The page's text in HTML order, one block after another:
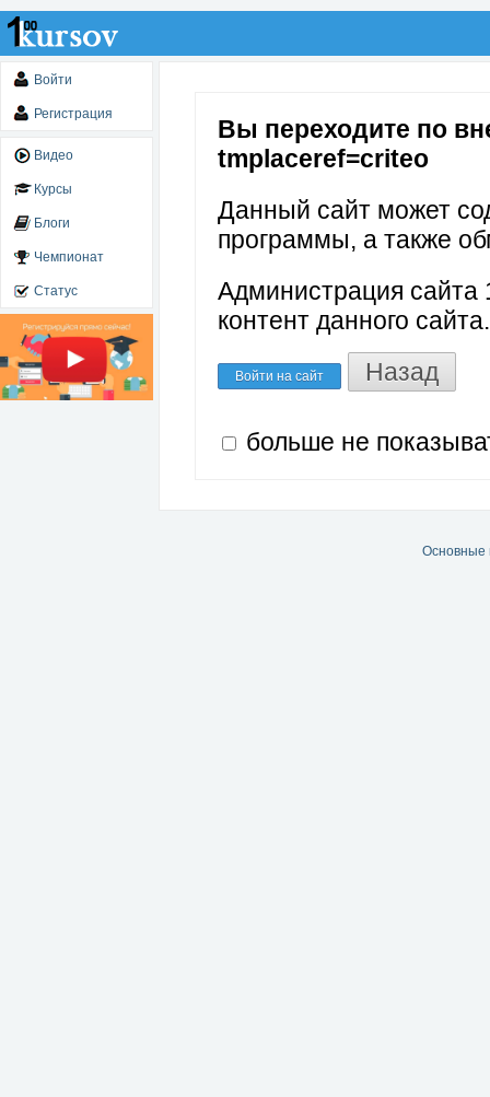
Войти
Регистрация
Видео
Курсы
Блоги
Чемпионат
Статус
Вы переходите по
tmplaceref=criteo
Данный сайт может
программы, а также
Администрация сайта
контент данного сайта.
Войти на сайт Назад
больше не
Основные